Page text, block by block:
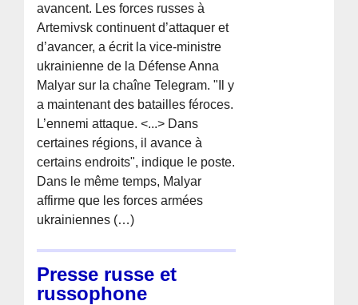
avancent. Les forces russes à
Artemivsk continuent d’attaquer et
d’avancer, a écrit la vice-ministre
ukrainienne de la Défense Anna
Malyar sur la chaîne Telegram. "Il y
a maintenant des batailles féroces.
L’ennemi attaque. <...> Dans
certaines régions, il avance à
certains endroits", indique le poste.
Dans le même temps, Malyar
affirme que les forces armées
ukrainiennes (…)
Presse russe et
russophone